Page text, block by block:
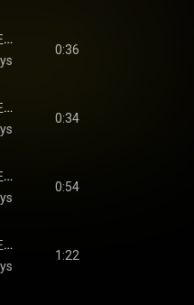
Rachmaninoff: ラフマニノフ：パガニーニの主題による狂詩曲 作品43: 第8変奏: Tempo I - Rachmaninoff: Rhapsody on a Theme of Paganini, Op. 43: Var. 8. Tempo I
Petrenko
0:36
Rachmaninoff: ラフマニノフ：パガニーニの主題による狂詩曲 作品43: 第9変奏: L'istesso tempo - Rachmaninoff: Rhapsody on a Theme of Paganini, Op. 43: Var. 9. L'istesso tempo
Petrenko
0:34
Rachmaninoff: ラフマニノフ：パガニーニの主題による狂詩曲 作品43: 第10変奏: Poco marcato - Rachmaninoff: Rhapsody on a Theme of Paganini, Op. 43: Var. 10. [Poco marcato]
Petrenko
0:54
Rachmaninoff: ラフマニノフ：パガニーニの主題による狂詩曲 作品43: 第11変奏: Moderato - Rachmaninoff: Rhapsody on a Theme of Paganini, Op. 43: Var. 11. Moderato
Petrenko
1:22